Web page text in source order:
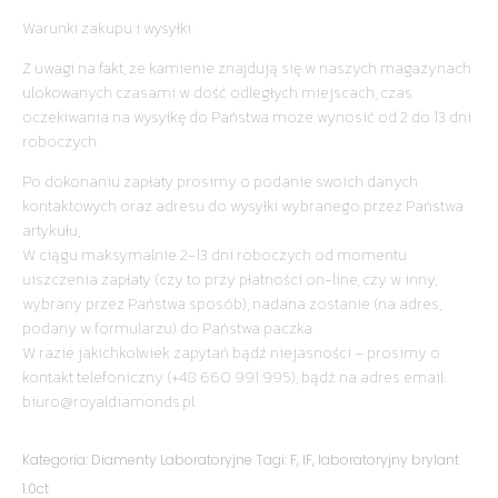
Warunki zakupu i wysyłki:
Z uwagi na fakt, że kamienie znajdują się w naszych magazynach
ulokowanych czasami w dość odległych miejscach, czas
oczekiwania na wysyłkę do Państwa może wynosić od 2 do 13 dni
roboczych.
Po dokonaniu zapłaty prosimy o podanie swoich danych
kontaktowych oraz adresu do wysyłki wybranego przez Państwa
artykułu,
W ciągu maksymalnie 2-13 dni roboczych od momentu
uiszczenia zapłaty (czy to przy płatności on-line, czy w inny,
wybrany przez Państwa sposób), nadana zostanie (na adres,
podany w formularzu) do Państwa paczka.
W razie jakichkolwiek zapytań bądź niejasności – prosimy o
kontakt telefoniczny (+48 660 991 995), bądź na adres email:
biuro@royaldiamonds.pl
Kategoria: Diamenty Laboratoryjne Tagi: F, IF, laboratoryjny brylant
1.0ct